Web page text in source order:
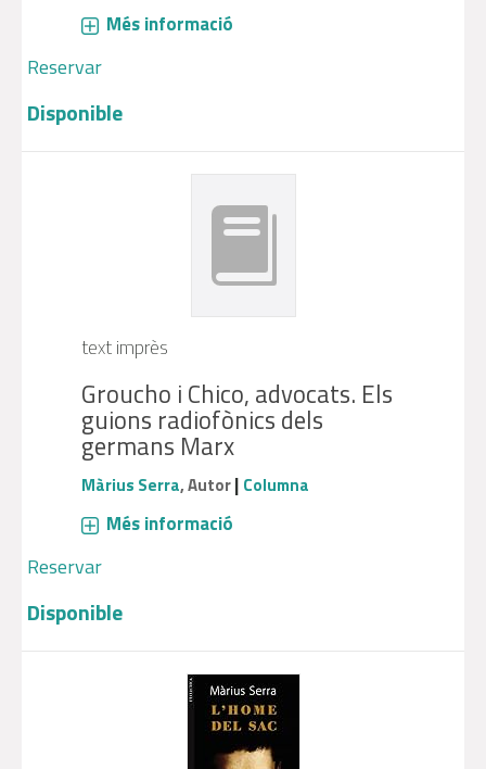
Més informació
Reservar
Disponible
text imprès
Groucho i Chico, advocats. Els
guions radiofònics dels
germans Marx
Màrius Serra, Autor| Columna
Més informació
Reservar
Disponible